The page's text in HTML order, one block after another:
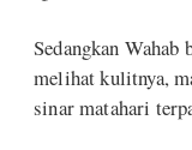
Sedangkan
melihat kulitnya,
sinar matahari